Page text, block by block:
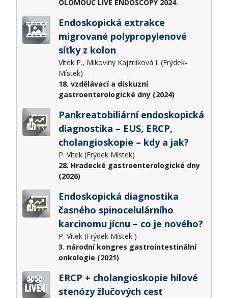
OLOMOUC LIVE ENDOSCOPY 2024
Endoskopická extrakce
migrované polypropylenové
síťky z kolon
Vítek P., Mikoviny Kajzrlíková I. (Frýdek-
Místek)
18. vzdělávací a diskuzní
gastroenterologické dny (2024)
Pankreatobiliární endoskopická
diagnostika – EUS, ERCP,
cholangioskopie – kdy a jak?
P. Vítek (Frýdek Místek)
28. Hradecké gastroenterologické dny
(2026)
Endoskopická diagnostika
časného spinocelulárního
karcinomu jícnu – co je nového?
P. Vítek (Frýdek Místek )
3. národní kongres gastrointestinální
onkologie (2021)
ERCP + cholangioskopie hilové
stenózy žlučových cest